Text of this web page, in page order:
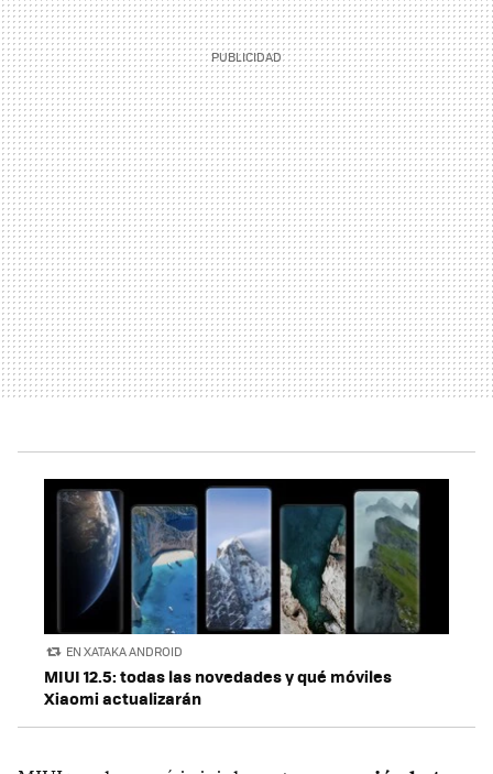
EN XATAKA ANDROID
MIUI 12.5: todas las novedades y qué móviles
Xiaomi actualizarán